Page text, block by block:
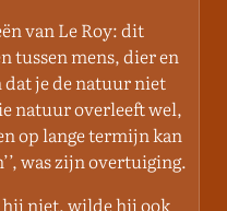
van Le Roy: dit
tussen mens, dier en
dat je de natuur niet
natuur overleeft wel,
op lange termijn kan
was zijn overtuiging.
niet, wilde hij ook